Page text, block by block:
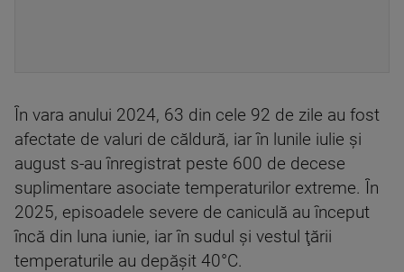
În vara anului 2024, 63 din cele 92 de zile au fost
afectate de valuri de căldură, iar în lunile iulie şi
august s-au înregistrat peste 600 de decese
suplimentare asociate temperaturilor extreme. În
2025, episoadele severe de caniculă au început
încă din luna iunie, iar în sudul şi vestul ţării
temperaturile au depăşit 40°C.